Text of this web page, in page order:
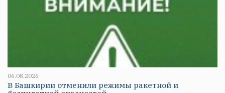
06.08.2026
В Башкирии отменили режимы ракетной и